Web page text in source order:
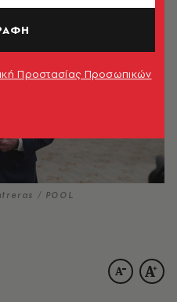
/ POOL
Προστασίας Προσωπικών